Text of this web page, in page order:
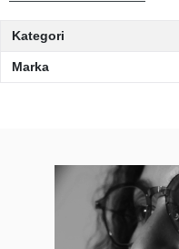
Kategori
Marka